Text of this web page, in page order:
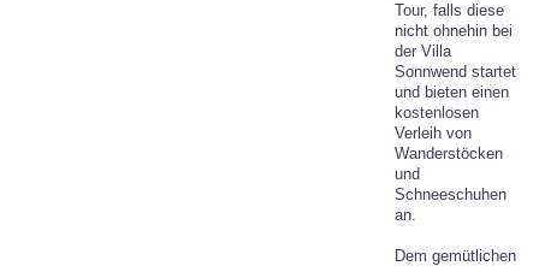
Tour, falls diese
nicht ohnehin bei
der Villa
Sonnwend startet
und bieten einen
kostenlosen
Verleih von
Wanderstöcken
und
Schneeschuhen
an.
Dem gemütlichen